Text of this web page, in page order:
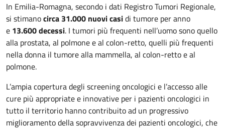
In Emilia-Romagna, secondo i dati Registro Tumori Regionale,
si stimanocirca 31.000 nuovi casidi tumore per anno
e 13.600 decessi. I tumori più frequenti nell’uomo sono quello
alla prostata, al polmone e al colon-retto, quelli più frequenti
nella donna il tumore alla mammella, al colon-retto e al
polmone.
L’ampia copertura degli screening oncologici e l’accesso alle
cure più appropriate e innovative per i pazienti oncologici in
tutto il territorio hanno contribuito ad un progressivo
miglioramento della sopravvivenza dei pazienti oncologici, che